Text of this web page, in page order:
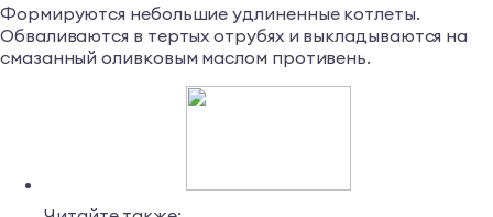
Формируются небольшие удлиненные котлеты.
Обваливаются в тертых отрубях и выкладываются на
смазанный оливковым маслом противень.